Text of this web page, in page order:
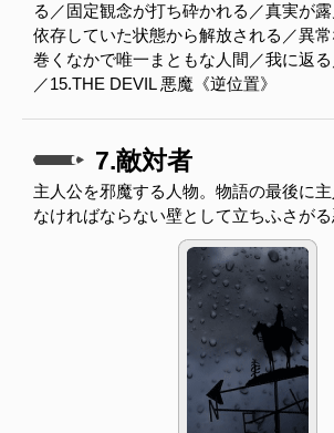
る／固定観念が打ち砕かれる／真実が
依存していた状態から解放される／異
巻くなかで唯一まともな人間／我に返
／15.THE DEVIL 悪魔《逆位置》
7.敵対者
主人公を邪魔する人物。物語の最後に主
なければならない壁として立ちふさが